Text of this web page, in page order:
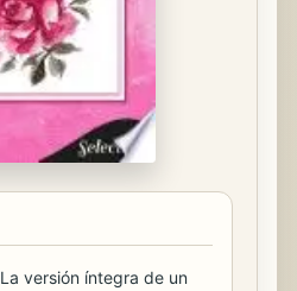
La versión íntegra de un